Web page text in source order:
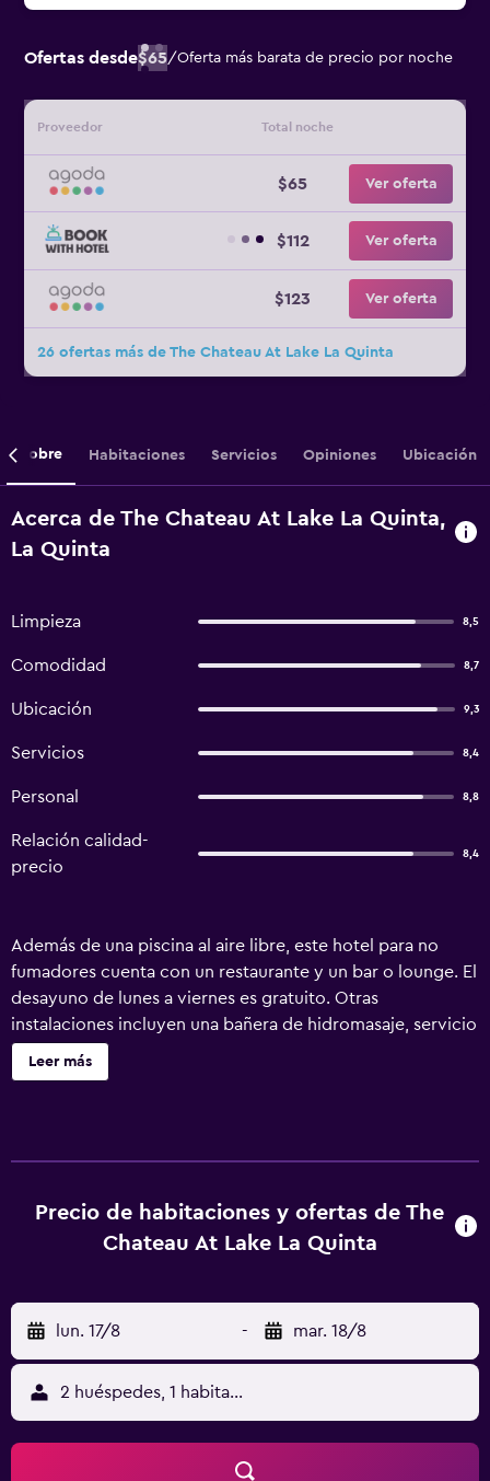
Ofertas desde$65/Oferta más barata de precio por noche
Proveedor Total noche
$65 Ver oferta
$112 Ver oferta
$123 Ver oferta
26 ofertas más de The Chateau At Lake La Quinta
Sobre Habitaciones Servicios Opiniones Ubicación
Acerca de The Chateau At Lake La Quinta,
La Quinta
Limpieza 8,5
Comodidad 8,7
Ubicación 9,3
Servicios 8,4
Personal 8,8
Relación calidad-
precio
8,4
Además de una piscina al aire libre, este hotel para no
fumadores cuenta con un restaurante y un bar o lounge. El
desayuno de lunes a viernes es gratuito. Otras
instalaciones incluyen una bañera de hidromasaje, servicio
de recepción 24 horas y periódicos gratuitos. The Chateau
at Lake La Quinta ofrece 24 alojamientos con aire
sábanas de algodón egipcio, edredón de plumas y ropa
de cama de alta calidad. Los huéspedes pueden utilizar los
con bañera o ducha, albornoces, artículos de higiene
personal de diseño y artículos de higiene personal
gratuitos. Se ofrece una televisión LCD con canales
digitales. Los servicios para las personas de negocios
incluyen teléfono con llamadas locales gratuitas (pueden
existir restricciones). Las habitaciones también incluyen
secador de pelo y tabla de planchar con plancha. Se
Leer más
Precio de habitaciones y ofertas de The
Chateau At Lake La Quinta
lun. 17/8 - mar. 18/8
2 huéspedes, 1 habitación